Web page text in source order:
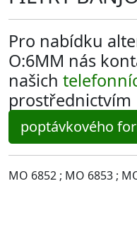
Pro nabídku
O:6MM nás
našich
prostřednictvím
poptávkového
MO 6852 ; MO 6853 ;